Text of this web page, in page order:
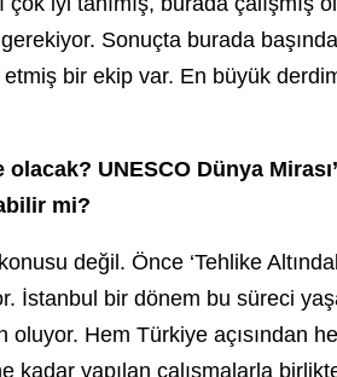
Sonuçta burada
bir ekip var. En büyük
UNESCO Dünya
mi?
değil. Önce ‘Tehlike
İstanbul bir dönem bu süreci
Hem Türkiye açısından
kadar yapılan çalışmalarla